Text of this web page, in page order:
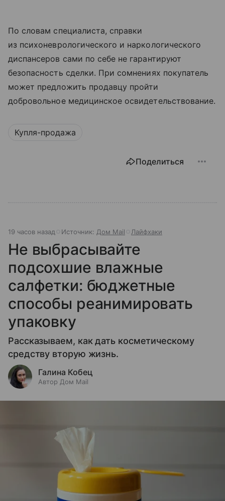
По словам специалиста, справки
из психоневрологического и наркологического
диспансеров сами по себе не гарантируют
безопасность сделки. При сомнениях покупатель
может предложить продавцу пройти
добровольное медицинское освидетельствование.
Купля-продажа
Поделиться
19 часов назад Источник: Дом Mail Лайфхаки
Не выбрасывайте
подсохшие влажные
салфетки: бюджетные
способы реанимировать
упаковку
Рассказываем, как дать косметическому
средству вторую жизнь.
Галина Кобец
Автор Дом Mail